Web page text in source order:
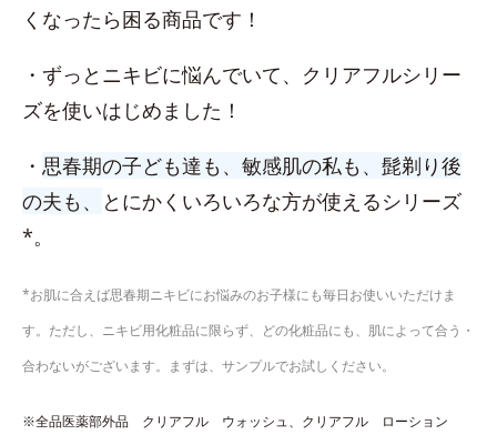
くなったら困る商品です！
・ずっとニキビに悩んでいて、クリアフルシリー
ズを使いはじめました！
・ 思春期の子ども達も、敏感肌の私も、髭剃り後
の夫も、
とにかくいろいろな方が使えるシリーズ
*。
*お肌に合えば思春期ニキビにお悩みのお子様にも毎日お使いいただけま
す。ただし、ニキビ用化粧品に限らず、どの化粧品にも、肌によって合う・
合わないがございます。まずは、サンプルでお試しください。
※全品医薬部外品 クリアフル ウォッシュ、​クリアフル ローション